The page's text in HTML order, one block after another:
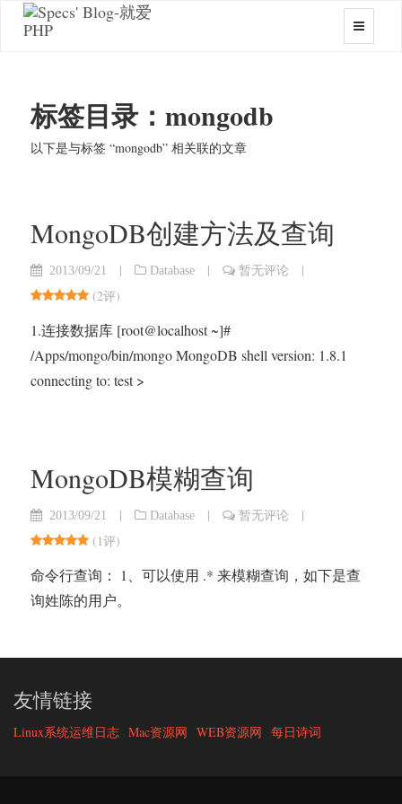
标签目录：mongodb
以下是与标签 “mongodb” 相关联的文章
MongoDB创建方法及查询
2013/09/21 | Database | 暂无评论
|
(2评)
1.连接数据库 [root@localhost ~]#
/Apps/mongo/bin/mongo MongoDB shell version: 1.8.1
connecting to: test >
MongoDB模糊查询
2013/09/21 | Database | 暂无评论
|
(1评)
命令行查询： 1、可以使用 .* 来模糊查询，如下是查
询姓陈的用户。
友情链接
Linux系统运维日志 Mac资源网 WEB资源网 每日诗词